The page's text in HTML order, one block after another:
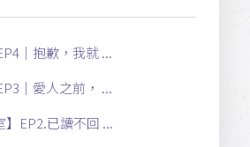
｜抱歉，我就 ...
｜愛人之前， ...
】EP2.已讀不回 ...